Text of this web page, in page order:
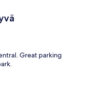
Great parking